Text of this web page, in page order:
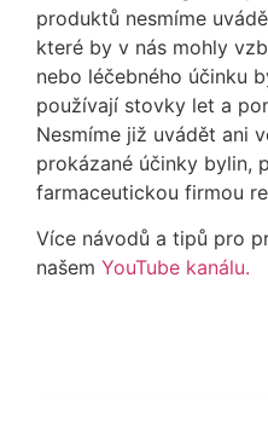
produktů nesmíme
které by v nás mohly
nebo léčebného účinku
používají stovky let a
Nesmíme již uvádět ani
prokázané účinky bylin,
farmaceutickou firmou
Více návodů a tipů pro
našem YouTube kanálu.